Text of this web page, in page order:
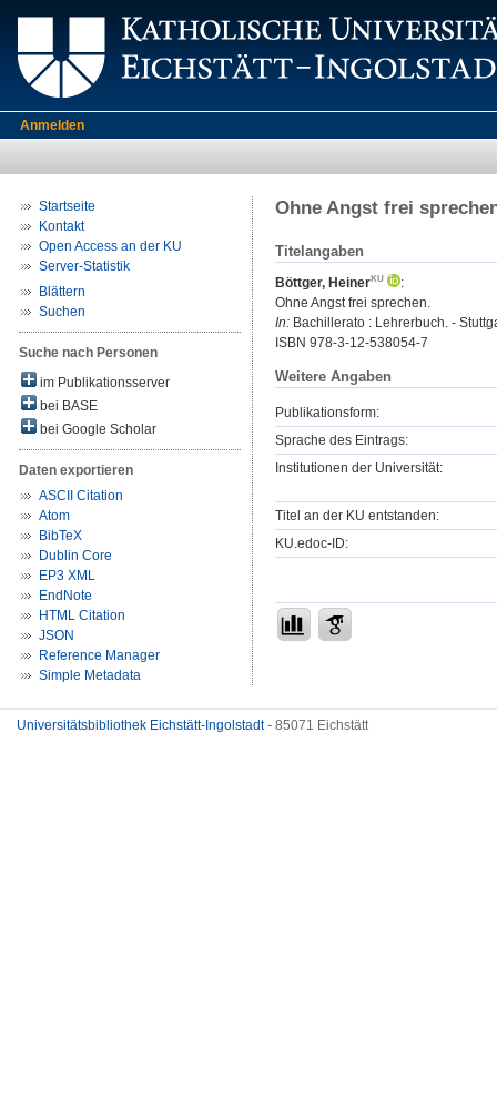
Anmelden
Startseite
Kontakt
Open Access an der KU
Server-Statistik
Blättern
Suchen
Suche nach Personen
im Publikationsserver
bei BASE
bei Google Scholar
Daten exportieren
ASCII Citation
Atom
BibTeX
Dublin Core
EP3 XML
EndNote
HTML Citation
JSON
Reference Manager
Simple Metadata
Ohne Angst frei
Titelangaben
Böttger, Heiner
:
Ohne Angst frei sprechen.
In: Bachillerato : Lehrerbuch. -
ISBN 978-3-12-538054-7
Weitere Angaben
Publikationsform:
Sprache des Eintrags:
Institutionen der Universität:
Titel an der KU entstanden:
KU.edoc-ID:
Universitätsbibliothek Eichstätt-Ingolstadt- 85071 Eichstätt